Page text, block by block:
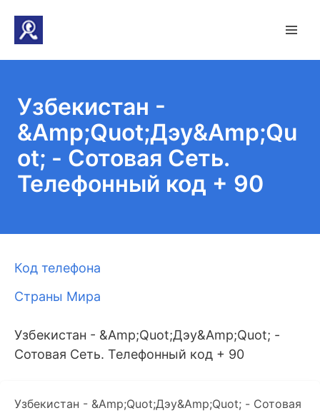
Узбекистан -
&Amp;Quot;Дэу&Amp;Qu
ot; - Сотовая Сеть.
Телефонный код + 90
Код телефона
Страны Мира
Узбекистан - &Amp;Quot;Дэу&Amp;Quot; -
Сотовая Сеть. Телефонный код + 90
Узбекистан - &Amp;Quot;Дэу&Amp;Quot; - Сотовая